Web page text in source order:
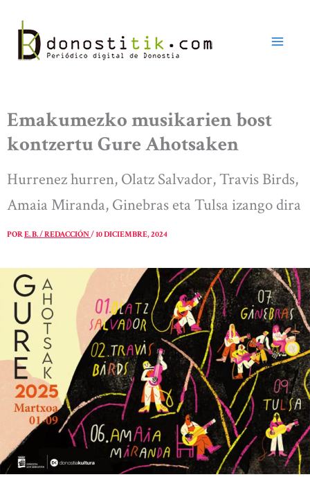
contenido
Emakumezko musikarien bost
kontzertu Gure Ahotsaken
Hurrenez hurren, Olatz Salvador, Travis Birds,
Amaia Miranda, Ginebras eta Tulsa izango dira
PORE. B. / REDACCIÓN/10 DICIEMBRE, 2024